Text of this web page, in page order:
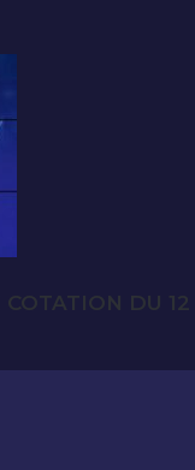
DU 12